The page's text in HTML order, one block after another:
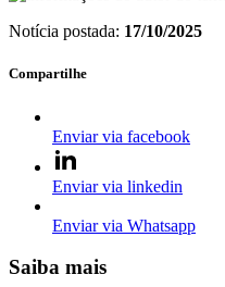
Notícia postada: 17/10/2025
Compartilhe
Enviar via facebook
Enviar via linkedin
Enviar via Whatsapp
Saiba mais